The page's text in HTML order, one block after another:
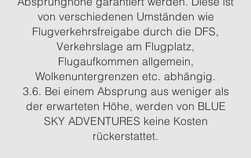
von verschiedenen Umständen wie
Flugverkehrsfreigabe durch die DFS,
Verkehrslage am Flugplatz,
Flugaufkommen allgemein,
Wolkenuntergrenzen etc. abhängig.
3.6. Bei einem Absprung aus weniger als
der erwarteten Höhe, werden von BLUE
SKY ADVENTURES keine Kosten
rückerstattet.